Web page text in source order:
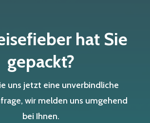
hat Sie
gepackt?
uns jetzt eine unverbindliche
wir melden uns umgehend
bei Ihnen.